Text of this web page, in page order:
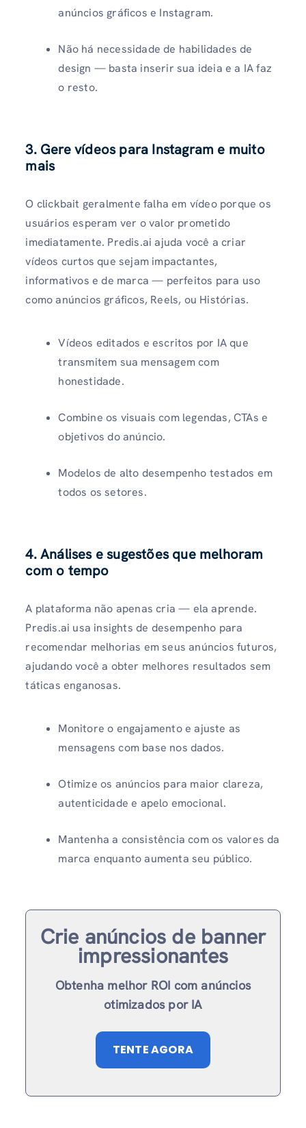
anúncios gráficos e Instagram.
Não há necessidade de habilidades de
design — basta inserir sua ideia e a IA faz
o resto.
3. Gere vídeos para Instagram e muito
mais
O clickbait geralmente falha em vídeo porque os
usuários esperam ver o valor prometido
imediatamente. Predis.ai ajuda você a criar
vídeos curtos que sejam impactantes,
informativos e de marca — perfeitos para uso
como anúncios gráficos, Reels, ou Histórias.
Vídeos editados e escritos por IA que
transmitem sua mensagem com
honestidade.
Combine os visuais com legendas, CTAs e
objetivos do anúncio.
Modelos de alto desempenho testados em
todos os setores.
4. Análises e sugestões que melhoram
com o tempo
A plataforma não apenas cria — ela aprende.
Predis.ai usa insights de desempenho para
recomendar melhorias em seus anúncios futuros,
ajudando você a obter melhores resultados sem
táticas enganosas.
Monitore o engajamento e ajuste as
mensagens com base nos dados.
Otimize os anúncios para maior clareza,
autenticidade e apelo emocional.
Mantenha a consistência com os valores da
marca enquanto aumenta seu público.
Crie anúncios de banner
impressionantes
Obtenha melhor ROI com anúncios
otimizados por IA
TENTE AGORA